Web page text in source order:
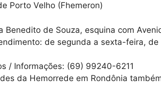
Porto Velho (Fhemeron)
Benedito de Souza, esquina com
de segunda a sexta-feira, de
/ Informações: (69) 99240-6211
da Hemorrede em Rondônia